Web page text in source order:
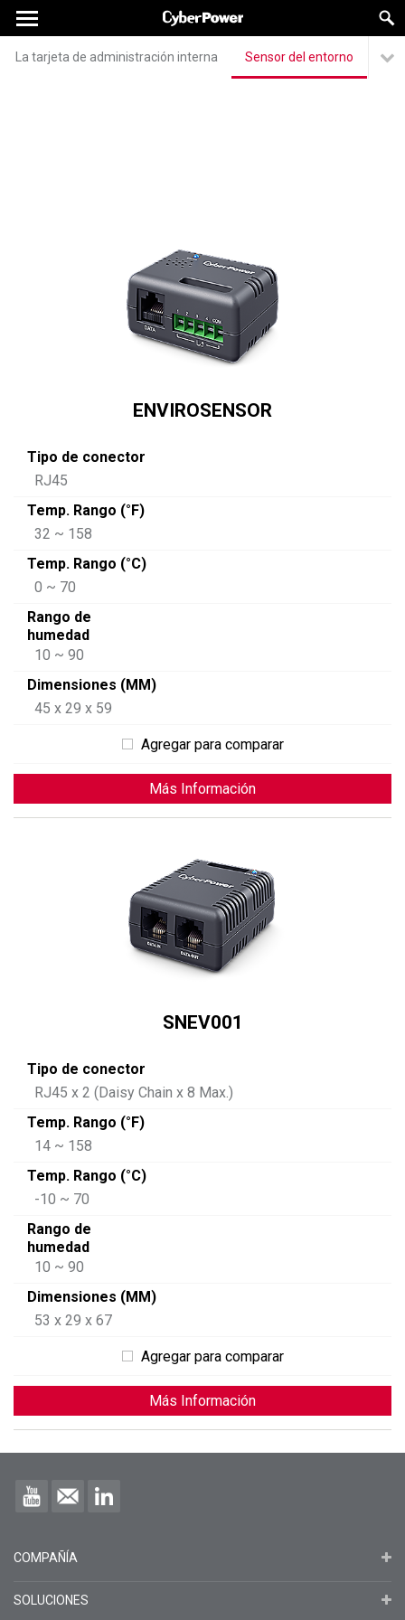
La tarjeta de administración interna Sensor del entorno
ENVIROSENSOR
Tipo de conector
RJ45
Temp. Rango (°F)
32 ~ 158
Temp. Rango (°C)
0 ~ 70
Rango de
humedad
10 ~ 90
Dimensiones (MM)
45 x 29 x 59
Agregar para comparar
Más Información
SNEV001
Tipo de conector
RJ45 x 2 (Daisy Chain x 8 Max.)
Temp. Rango (°F)
14 ~ 158
Temp. Rango (°C)
-10 ~ 70
Rango de
humedad
10 ~ 90
Dimensiones (MM)
53 x 29 x 67
Agregar para comparar
Más Información
COMPAÑÍA
SOLUCIONES